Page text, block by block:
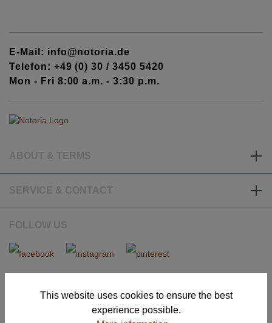
E-Mail: info@notoria.de
Telefon: +49 (0) 30 / 3450 5420
Mon - Fri 8:00 a.m. - 3:30 p.m.
ABOUT & TERMS
SERVICE & CONTACT
FOLLOW US
This website uses cookies to ensure the best
experience possible.